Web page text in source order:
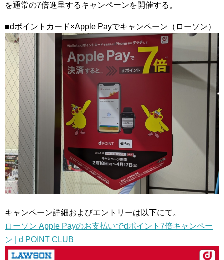
を通常の7倍進呈するキャンペーンを開催する。
■dポイントカード×Apple Payでキャンペーン（ローソン）
キャンペーン詳細およびエントリーは以下にて。
ローソン Apple Payのお支払いでdポイント7倍キャンペー
ン | d POINT CLUB